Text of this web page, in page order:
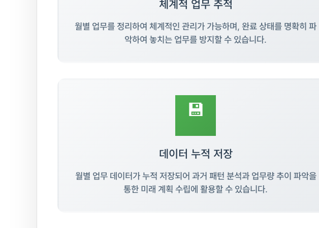
체계적 업무 추적
월별 업무를 정리하여 체계적인 관리가 가능하며, 완료 상태를 명확히 파
악하여 놓치는 업무를 방지할 수 있습니다.
💾
데이터 누적 저장
월별 업무 데이터가 누적 저장되어 과거 패턴 분석과 업무량 추이 파악을
통한 미래 계획 수립에 활용할 수 있습니다.